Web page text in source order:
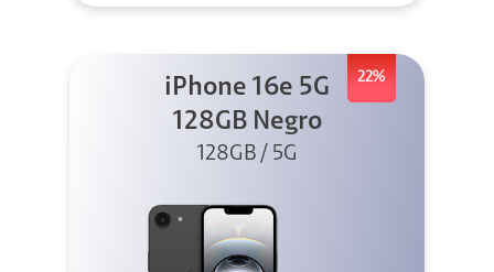
22%
iPhone 16e 5G
128GB Negro
128GB / 5G